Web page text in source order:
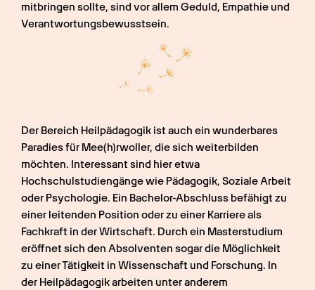
mitbringen sollte, sind vor allem Geduld, Empathie und
Verantwortungsbewusstsein.
Der Bereich Heilpädagogik ist auch ein wunderbares
Paradies für Mee(h)rwoller, die sich weiterbilden
möchten. Interessant sind hier etwa
Hochschulstudiengänge wie Pädagogik, Soziale Arbeit
oder Psychologie. Ein Bachelor-Abschluss befähigt zu
einer leitenden Position oder zu einer Karriere als
Fachkraft in der Wirtschaft. Durch ein Masterstudium
eröffnet sich den Absolventen sogar die Möglichkeit
zu einer Tätigkeit in Wissenschaft und Forschung. In
der Heilpädagogik arbeiten unter anderem